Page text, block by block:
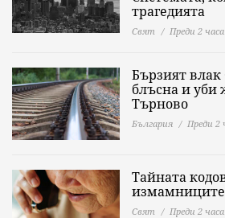
трагедията
Свят Преди 2 часа
Бързият
блъсна и уби
Търново
България Преди 2
Тайната
Свят Преди 2 часа